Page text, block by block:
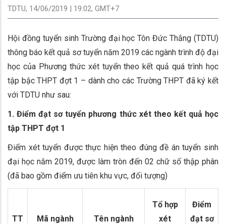
TDTU, 14/06/2019 | 19:02, GMT+7
Hội đồng tuyển sinh Trường đại học Tôn Đức Thắng (TDTU)
thông báo kết quả sơ tuyển năm 2019 các ngành trình độ đại
học của Phương thức xét tuyển theo kết quả quá trình học
tập bậc THPT đợt 1 – dành cho các Trường THPT đã ký kết
với TDTU như sau:
1. Điểm đạt sơ tuyển phương thức xét theo kết quả học
tập THPT đợt 1
Điểm xét tuyển được thực hiện theo đúng đề án tuyển sinh
đại học năm 2019, được làm tròn đến 02 chữ số thập phân
(đã bao gồm điểm ưu tiên khu vực, đối tượng)
TT Mã ngành Tên ngành
Tổ hợp
xét
Điểm
đạt sơ